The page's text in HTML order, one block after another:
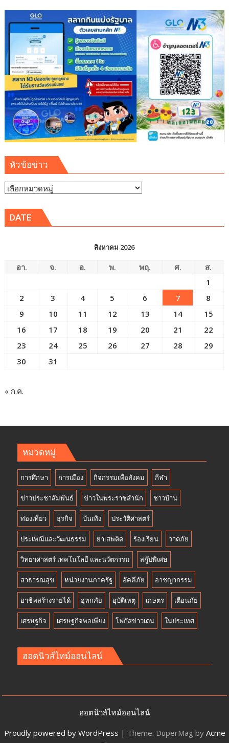
หัวข้อข่าว
หัวข้อ
DATE
สิงหาคม 2026
อา. จ. อ. พ. พฤ. ศ.
ส.
1
2
3 4 5 6 7
8
9
10 11 12 13 14
15
16
17 18 19 20 21
22
23
24 25 26 27 28
29
30
31
« ก.ค.
หมวดหมู่
การศึกษา การเมือง กิจกรรมเพื่อสังคม กีฬา
ข่าวประชาสัมพันธ์ ข่าวในพระราชสำนัก ชาวบ้าน
ท่องเที่ยว ธุรกิจ บันเทิง ประวัติศาสตร์
ประเพณีและวัฒนธรรม ยาเสพติด ร้องเรียน วาตภัย
วิทยาศาสตร์ เทคโนโลยี และนวัตกรรม สกู๊ปพิเศษ
สาธารณสุข หน่วยงานภาครัฐ อัคคีภัย อาชญากรรม
อาชีพสร้างรายได้ อุทกภัย อุบัติเหตุ เกษตร เตือนภัย
เศรษฐกิจ เศรษฐกิจพอเพียง โฟกัสข่าวเด่น ในประเทศ
ฮอตนิวส์ไทม์ออนไลน์
ฮอตนิวส์ไทม์ออนไลน์
Proudly powered by WordPress | Theme: DuperMag by Acme